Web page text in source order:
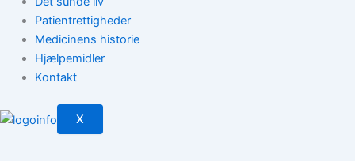
Patientrettigheder
Medicinens historie
Hjælpemidler
Kontakt
X